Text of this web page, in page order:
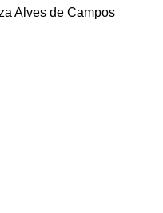
Alves de Campos